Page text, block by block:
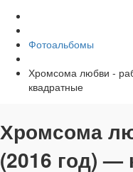
Фотоальбомы
Хромсома любви -
квадратные
Хромсома
(2016 год)